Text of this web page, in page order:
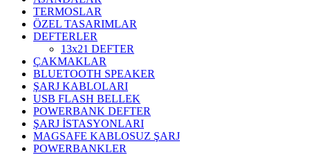
TERMOSLAR
ÖZEL TASARIMLAR
DEFTERLER
13x21 DEFTER
ÇAKMAKLAR
BLUETOOTH SPEAKER
ŞARJ KABLOLARI
USB FLASH BELLEK
POWERBANK DEFTER
ŞARJ İSTASYONLARI
MAGSAFE KABLOSUZ ŞARJ
POWERBANKLER